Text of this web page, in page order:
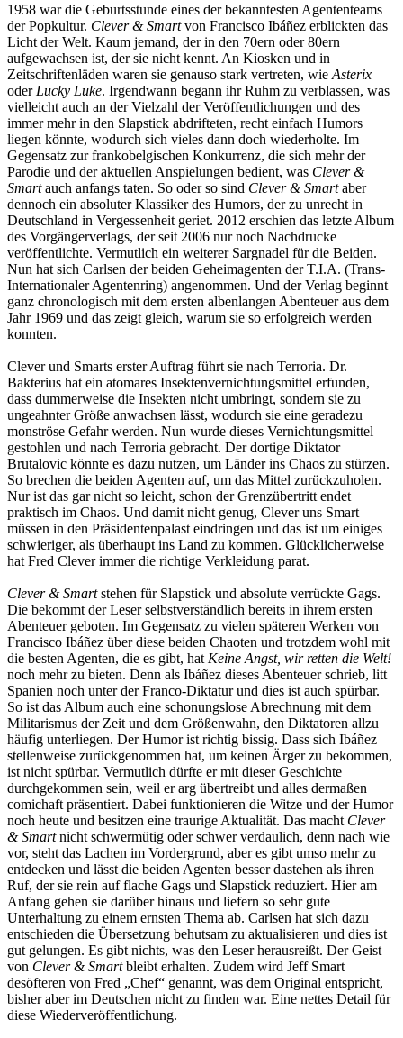
1958 war die Geburtsstunde eines der bekanntesten Agententeams
der Popkultur. Clever & Smartvon Francisco Ibáñez erblickten das
Licht der Welt. Kaum jemand, der in den 70ern oder 80ern
aufgewachsen ist, der sie nicht kennt. An Kiosken und in
Zeitschriftenläden waren sie genauso stark vertreten, wie Asterix
oder Lucky Luke. Irgendwann begann ihr Ruhm zu verblassen, was
vielleicht auch an der Vielzahl der Veröffentlichungen und des
immer mehr in den Slapstick abdrifteten, recht einfach Humors
liegen könnte, wodurch sich vieles dann doch wiederholte. Im
Gegensatz zur frankobelgischen Konkurrenz, die sich mehr der
Parodie und der aktuellen Anspielungen bedient, was Clever &
Smartauch anfangs taten. So oder so sind Clever & Smartaber
dennoch ein absoluter Klassiker des Humors, der zu unrecht in
Deutschland in Vergessenheit geriet. 2012 erschien das letzte Album
des Vorgängerverlags, der seit 2006 nur noch Nachdrucke
veröffentlichte. Vermutlich ein weiterer Sargnadel für die Beiden.
Nun hat sich Carlsen der beiden Geheimagenten der T.I.A. (Trans-
Internationaler Agentenring) angenommen. Und der Verlag beginnt
ganz chronologisch mit dem ersten albenlangen Abenteuer aus dem
Jahr 1969 und das zeigt gleich, warum sie so erfolgreich werden
konnten.
Clever und Smarts erster Auftrag führt sie nach Terroria. Dr.
Bakterius hat ein atomares Insektenvernichtungsmittel erfunden,
dass dummerweise die Insekten nicht umbringt, sondern sie zu
ungeahnter Größe anwachsen lässt, wodurch sie eine geradezu
monströse Gefahr werden. Nun wurde dieses Vernichtungsmittel
gestohlen und nach Terroria gebracht. Der dortige Diktator
Brutalovic könnte es dazu nutzen, um Länder ins Chaos zu stürzen.
So brechen die beiden Agenten auf, um das Mittel zurückzuholen.
Nur ist das gar nicht so leicht, schon der Grenzübertritt endet
praktisch im Chaos. Und damit nicht genug, Clever uns Smart
müssen in den Präsidentenpalast eindringen und das ist um einiges
schwieriger, als überhaupt ins Land zu kommen. Glücklicherweise
hat Fred Clever immer die richtige Verkleidung parat.
Clever & Smartstehen für Slapstick und absolute verrückte Gags.
Die bekommt der Leser selbstverständlich bereits in ihrem ersten
Abenteuer geboten. Im Gegensatz zu vielen späteren Werken von
Francisco Ibáñez über diese beiden Chaoten und trotzdem wohl mit
die besten Agenten, die es gibt, hat Keine Angst, wir retten die Welt!
noch mehr zu bieten. Denn als Ibáñez dieses Abenteuer schrieb, litt
Spanien noch unter der Franco-Diktatur und dies ist auch spürbar.
So ist das Album auch eine schonungslose Abrechnung mit dem
Militarismus der Zeit und dem Größenwahn, den Diktatoren allzu
häufig unterliegen. Der Humor ist richtig bissig. Dass sich Ibáñez
stellenweise zurückgenommen hat, um keinen Ärger zu bekommen,
ist nicht spürbar. Vermutlich dürfte er mit dieser Geschichte
durchgekommen sein, weil er arg übertreibt und alles dermaßen
comichaft präsentiert. Dabei funktionieren die Witze und der Humor
noch heute und besitzen eine traurige Aktualität. Das macht Clever
& Smartnicht schwermütig oder schwer verdaulich, denn nach wie
vor, steht das Lachen im Vordergrund, aber es gibt umso mehr zu
entdecken und lässt die beiden Agenten besser dastehen als ihren
Ruf, der sie rein auf flache Gags und Slapstick reduziert. Hier am
Anfang gehen sie darüber hinaus und liefern so sehr gute
Unterhaltung zu einem ernsten Thema ab. Carlsen hat sich dazu
entschieden die Übersetzung behutsam zu aktualisieren und dies ist
gut gelungen. Es gibt nichts, was den Leser herausreißt. Der Geist
von Clever & Smartbleibt erhalten. Zudem wird Jeff Smart
desöfteren von Fred „Chef“ genannt, was dem Original entspricht,
bisher aber im Deutschen nicht zu finden war. Eine nettes Detail für
diese Wiederveröffentlichung.